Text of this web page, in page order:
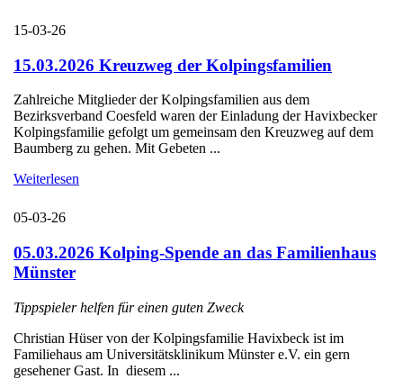
15-03-26
15.03.2026 Kreuzweg der Kolpingsfamilien
Zahlreiche Mitglieder der Kolpingsfamilien aus dem
Bezirksverband Coesfeld waren der Einladung der Havixbecker
Kolpingsfamilie gefolgt um gemeinsam den Kreuzweg auf dem
Baumberg zu gehen. Mit Gebeten ...
Weiterlesen
05-03-26
05.03.2026 Kolping-Spende an das Familienhaus
Münster
Tippspieler helfen für einen guten Zweck
Christian Hüser von der Kolpingsfamilie Havixbeck ist im
Familiehaus am Universitätsklinikum Münster e.V. ein gern
gesehener Gast. In diesem ...